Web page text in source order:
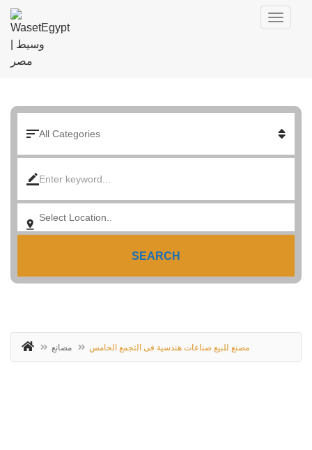
SEARCH
مصانع مصنع للبيع صناعات هندسية فى التجمع الخامس